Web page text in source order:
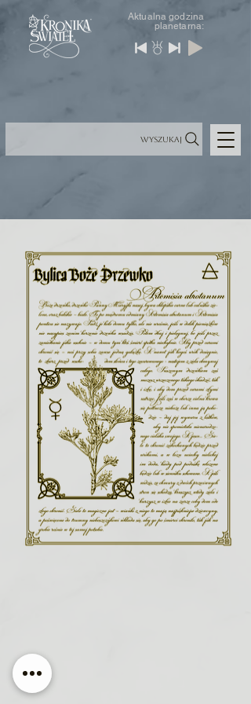
Aktualna godzina
planetarna:
Wyszukaj